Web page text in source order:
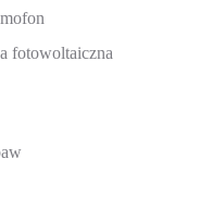
fotowoltaiczna